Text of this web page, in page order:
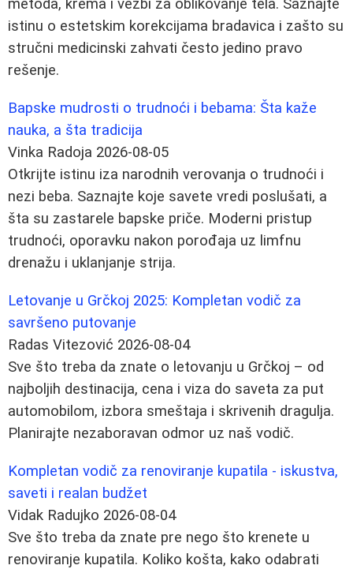
metoda, krema i vežbi za oblikovanje tela. Saznajte
istinu o estetskim korekcijama bradavica i zašto su
stručni medicinski zahvati često jedino pravo
rešenje.
Bapske mudrosti o trudnoći i bebama: Šta kaže
nauka, a šta tradicija
Vinka Radoja 2026-08-05
Otkrijte istinu iza narodnih verovanja o trudnoći i
nezi beba. Saznajte koje savete vredi poslušati, a
šta su zastarele bapske priče. Moderni pristup
trudnoći, oporavku nakon porođaja uz limfnu
drenažu i uklanjanje strija.
Letovanje u Grčkoj 2025: Kompletan vodič za
savršeno putovanje
Radas Vitezović 2026-08-04
Sve što treba da znate o letovanju u Grčkoj – od
najboljih destinacija, cena i viza do saveta za put
automobilom, izbora smeštaja i skrivenih dragulja.
Planirajte nezaboravan odmor uz naš vodič.
Kompletan vodič za renoviranje kupatila - iskustva,
saveti i realan budžet
Vidak Radujko 2026-08-04
Sve što treba da znate pre nego što krenete u
renoviranje kupatila. Koliko košta, kako odabrati